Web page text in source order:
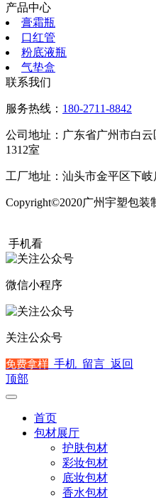
产品中心
膏霜瓶
口红管
粉底液瓶
气垫盒
联系我们
服务热线： 180-2711-8842
公司地址：广东省广州市白
1312室
工厂地址：汕头市金平区下
Copyright©2020广州宇塑包
手机看
微信小程序
关注公众号
免费拿样 手机 留言 返回
顶部
首页
包材展厅
护肤包材
彩妆包材
底妆包材
香水包材